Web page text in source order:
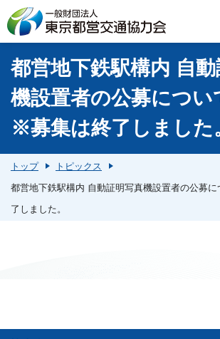
都営地下鉄駅構内 自
機設置者の公募につい
※募集は終了しました
トップ
トピックス
都営地下鉄駅構内 自動証明写真機設置者の公募
了しました。